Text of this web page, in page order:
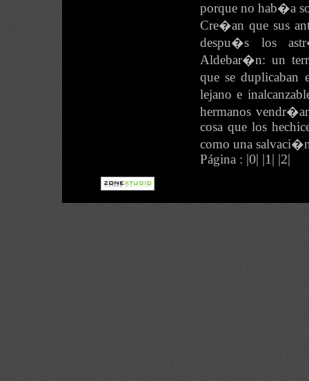
porque no hab�a
Cre�an que sus
despu�s los
Aldebar�n: un
que se
lejano e
hermanos
cosa que los
como una
Página : |0| |1| |2|